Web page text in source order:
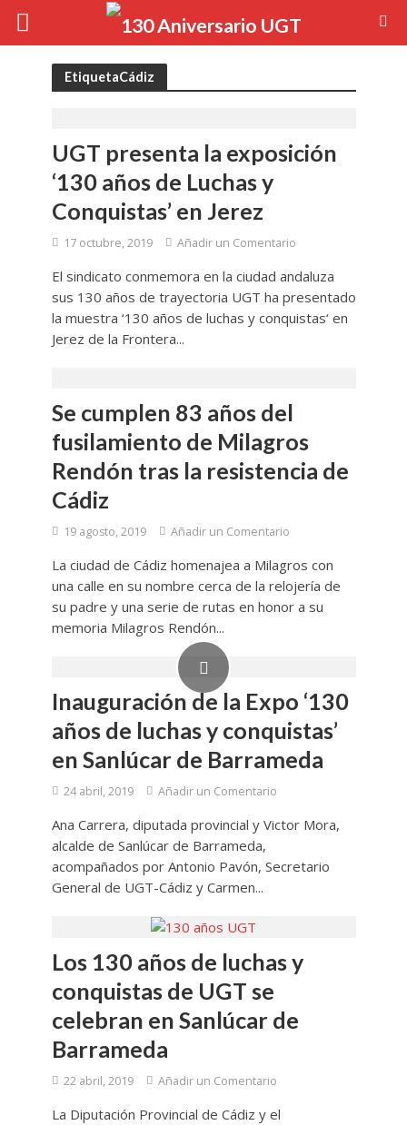
EtiquetaCádiz
UGT presenta la exposición
‘130 años de Luchas y
Conquistas’ en Jerez
17 octubre, 2019 Añadir un Comentario
El sindicato conmemora en la ciudad andaluza
sus 130 años de trayectoria UGT ha presentado
la muestra ‘130 años de luchas y conquistas‘ en
Jerez de la Frontera...
Se cumplen 83 años del
fusilamiento de Milagros
Rendón tras la resistencia de
Cádiz
19 agosto, 2019 Añadir un Comentario
La ciudad de Cádiz homenajea a Milagros con
una calle en su nombre cerca de la relojería de
su padre y una serie de rutas en honor a su
memoria Milagros Rendón...
Inauguración de la Expo ‘130
años de luchas y conquistas’
en Sanlúcar de Barrameda
24 abril, 2019 Añadir un Comentario
Ana Carrera, diputada provincial y Victor Mora,
alcalde de Sanlúcar de Barrameda,
acompañados por Antonio Pavón, Secretario
General de UGT-Cádiz y Carmen...
Los 130 años de luchas y
conquistas de UGT se
celebran en Sanlúcar de
Barrameda
22 abril, 2019 Añadir un Comentario
La Diputación Provincial de Cádiz y el